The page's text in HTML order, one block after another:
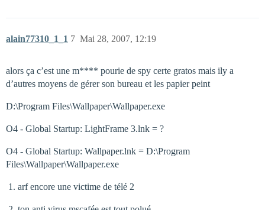
alain77310_1_1 Mai 28, 2007, 12:19
7
alors ça c’est une m**** pourie de spy certe gratos mais ily a
d’autres moyens de gérer son bureau et les papier peint
D:\Program Files\Wallpaper\Wallpaper.exe
O4 - Global Startup: LightFrame 3.lnk = ?
O4 - Global Startup: Wallpaper.lnk = D:\Program
Files\Wallpaper\Wallpaper.exe
arf encore une victime de télé 2